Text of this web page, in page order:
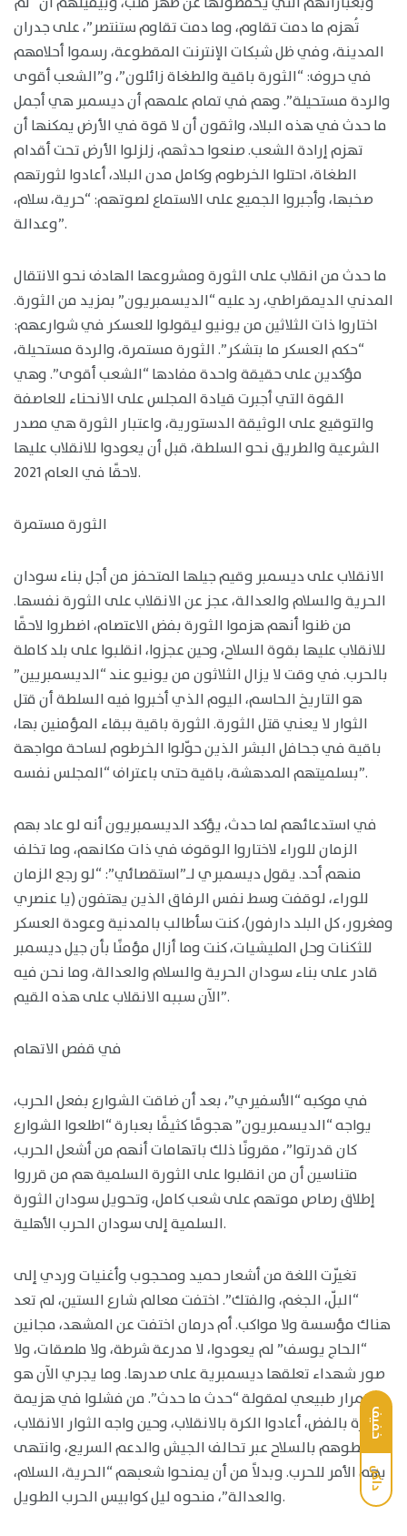
خفيف
داكن
تُهزم ما دمت تقاوم، وما دمت تقاوم ستنتصر”، على جدران
المدينة، وفي ظل شبكات الإنترنت المقطوعة، رسموا أحلامهم
في حروف: “الثورة باقية والطغاة زائلون”، و”الشعب أقوى
والردة مستحيلة”. وهم في تمام علمهم أن ديسمبر هي أجمل
ما حدث في هذه البلاد، واثقون أن لا قوة في الأرض يمكنها أن
تهزم إرادة الشعب. صنعوا حدثهم، زلزلوا الأرض تحت أقدام
الطغاة، احتلوا الخرطوم وكامل مدن البلاد، أعادوا لثورتهم
صخبها، وأجبروا الجميع على الاستماع لصوتهم: “حرية، سلام،
وعدالة”.
ما حدث من انقلاب على الثورة ومشروعها الهادف نحو الانتقال
المدني الديمقراطي، رد عليه “الديسمبريون” بمزيد من الثورة.
اختاروا ذات الثلاثين من يونيو ليقولوا للعسكر في شوارعهم:
“حكم العسكر ما بتشكر”. الثورة مستمرة، والردة مستحيلة،
مؤكدين على حقيقة واحدة مفادها “الشعب أقوى”. وهي
القوة التي أجبرت قيادة المجلس على الانحناء للعاصفة
والتوقيع على الوثيقة الدستورية، واعتبار الثورة هي مصدر
الشرعية والطريق نحو السلطة، قبل أن يعودوا للانقلاب عليها
لاحقًا في العام 2021.
الثورة مستمرة
الانقلاب على ديسمبر وقيم جيلها المتحفز من أجل بناء سودان
الحرية والسلام والعدالة، عجز عن الانقلاب على الثورة نفسها.
من ظنوا أنهم هزموا الثورة بفض الاعتصام، اضطروا لاحقًا
للانقلاب عليها بقوة السلاح، وحين عجزوا، انقلبوا على بلد كاملة
بالحرب. في وقت لا يزال الثلاثون من يونيو عند “الديسمبريين”
هو التاريخ الحاسم، اليوم الذي أخبروا فيه السلطة أن قتل
الثوار لا يعني قتل الثورة. الثورة باقية ببقاء المؤمنين بها،
باقية في جحافل البشر الذين حوّلوا الخرطوم لساحة مواجهة
بسلميتهم المدهشة، باقية حتى باعتراف “المجلس نفسه”.
في استدعائهم لما حدث، يؤكد الديسمبريون أنه لو عاد بهم
الزمان للوراء لاختاروا الوقوف في ذات مكانهم، وما تخلف
منهم أحد. يقول ديسمبري لـ”استقصائي”: “لو رجع الزمان
للوراء، لوقفت وسط نفس الرفاق الذين يهتفون (يا عنصري
ومغرور، كل البلد دارفور)، كنت سأطالب بالمدنية وعودة العسكر
للثكنات وحل المليشيات، كنت وما أزال مؤمنًا بأن جيل ديسمبر
قادر على بناء سودان الحرية والسلام والعدالة، وما نحن فيه
الآن سببه الانقلاب على هذه القيم”.
في قفص الاتهام
في موكبه “الأسفيري”، بعد أن ضاقت الشوارع بفعل الحرب،
يواجه “الديسمبريون” هجومًا كثيفًا بعبارة “اطلعوا الشوارع
كان قدرتوا”، مقرونًا ذلك باتهامات أنهم من أشعل الحرب،
متناسين أن من انقلبوا على الثورة السلمية هم من قرروا
إطلاق رصاص موتهم على شعب كامل، وتحويل سودان الثورة
السلمية إلى سودان الحرب الأهلية.
تغيّرت اللغة من أشعار حميد ومحجوب وأغنيات وردي إلى
“البلّ، الجغم، والفتك”. اختفت معالم شارع الستين، لم تعد
هناك مؤسسة ولا مواكب. أم درمان اختفت عن المشهد، مجانين
“الحاج يوسف” لم يعودوا، لا مدرعة شرطة، ولا ملصقات، ولا
صور شهداء تعلقها ديسمبرية على صدرها. وما يجري الآن هو
استمرار طبيعي لمقولة “حدث ما حدث”. من فشلوا في هزيمة
الثورة بالفض، أعادوا الكرة بالانقلاب، وحين واجه الثوار الانقلاب،
أسقطوهم بالسلاح عبر تحالف الجيش والدعم السريع، وانتهى
بهم الأمر للحرب. وبدلاً من أن يمنحوا شعبهم “الحرية، السلام،
والعدالة”، منحوه ليل كوابيس الحرب الطويل.